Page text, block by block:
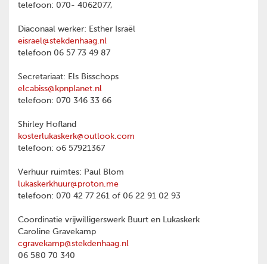
telefoon: 070- 4062077,
Diaconaal werker: Esther Israël
eisrael@stekdenhaag.nl
telefoon 06 57 73 49 87
Secretariaat: Els Bisschops
elcabiss@kpnplanet.nl
telefoon: 070 346 33 66
Shirley Hofland
kosterlukaskerk@outlook.com
telefoon: o6 57921367
Verhuur ruimtes: Paul Blom
lukaskerkhuur@proton.me
telefoon: 070 42 77 261 of 06 22 91 02 93
Coordinatie vrijwilligerswerk Buurt en Lukaskerk
Caroline Gravekamp
cgravekamp@stekdenhaag.nl
06 580 70 340